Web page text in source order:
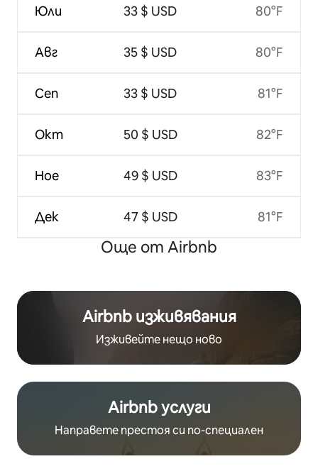
Юли
Авг
Сеп
Окт
Ное
Дек
33 $ USD
35 $ USD
33 $ USD
50 $ USD
49 $ USD
47 $ USD
80°F
80°F
81°F
82°F
83°F
81°F
Още от Airbnb
Airbnb изживявания
Изживейте нещо ново
Airbnb услуги
Направете престоя си по-специален